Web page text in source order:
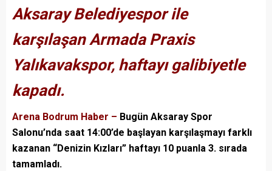
Aksaray Belediyespor ile
karşılaşan Armada Praxis
Yalıkavakspor, haftayı galibiyetle
kapadı.
Arena Bodrum Haber – Bugün Aksaray Spor
Salonu’nda saat 14:00’de başlayan karşılaşmayı farklı
kazanan “Denizin Kızları” haftayı 10 puanla 3. sırada
tamamladı.